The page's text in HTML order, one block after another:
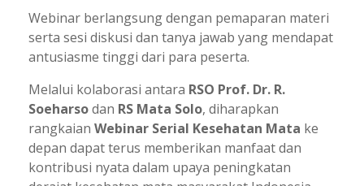
Webinar berlangsung dengan pemaparan materi
serta sesi diskusi dan tanya jawab yang mendapat
antusiasme tinggi dari para peserta.
Melalui kolaborasi antara RSO Prof. Dr. R.
Soeharsodan RS Mata Solo, diharapkan
rangkaian Webinar Serial Kesehatan Mata ke
depan dapat terus memberikan manfaat dan
kontribusi nyata dalam upaya peningkatan